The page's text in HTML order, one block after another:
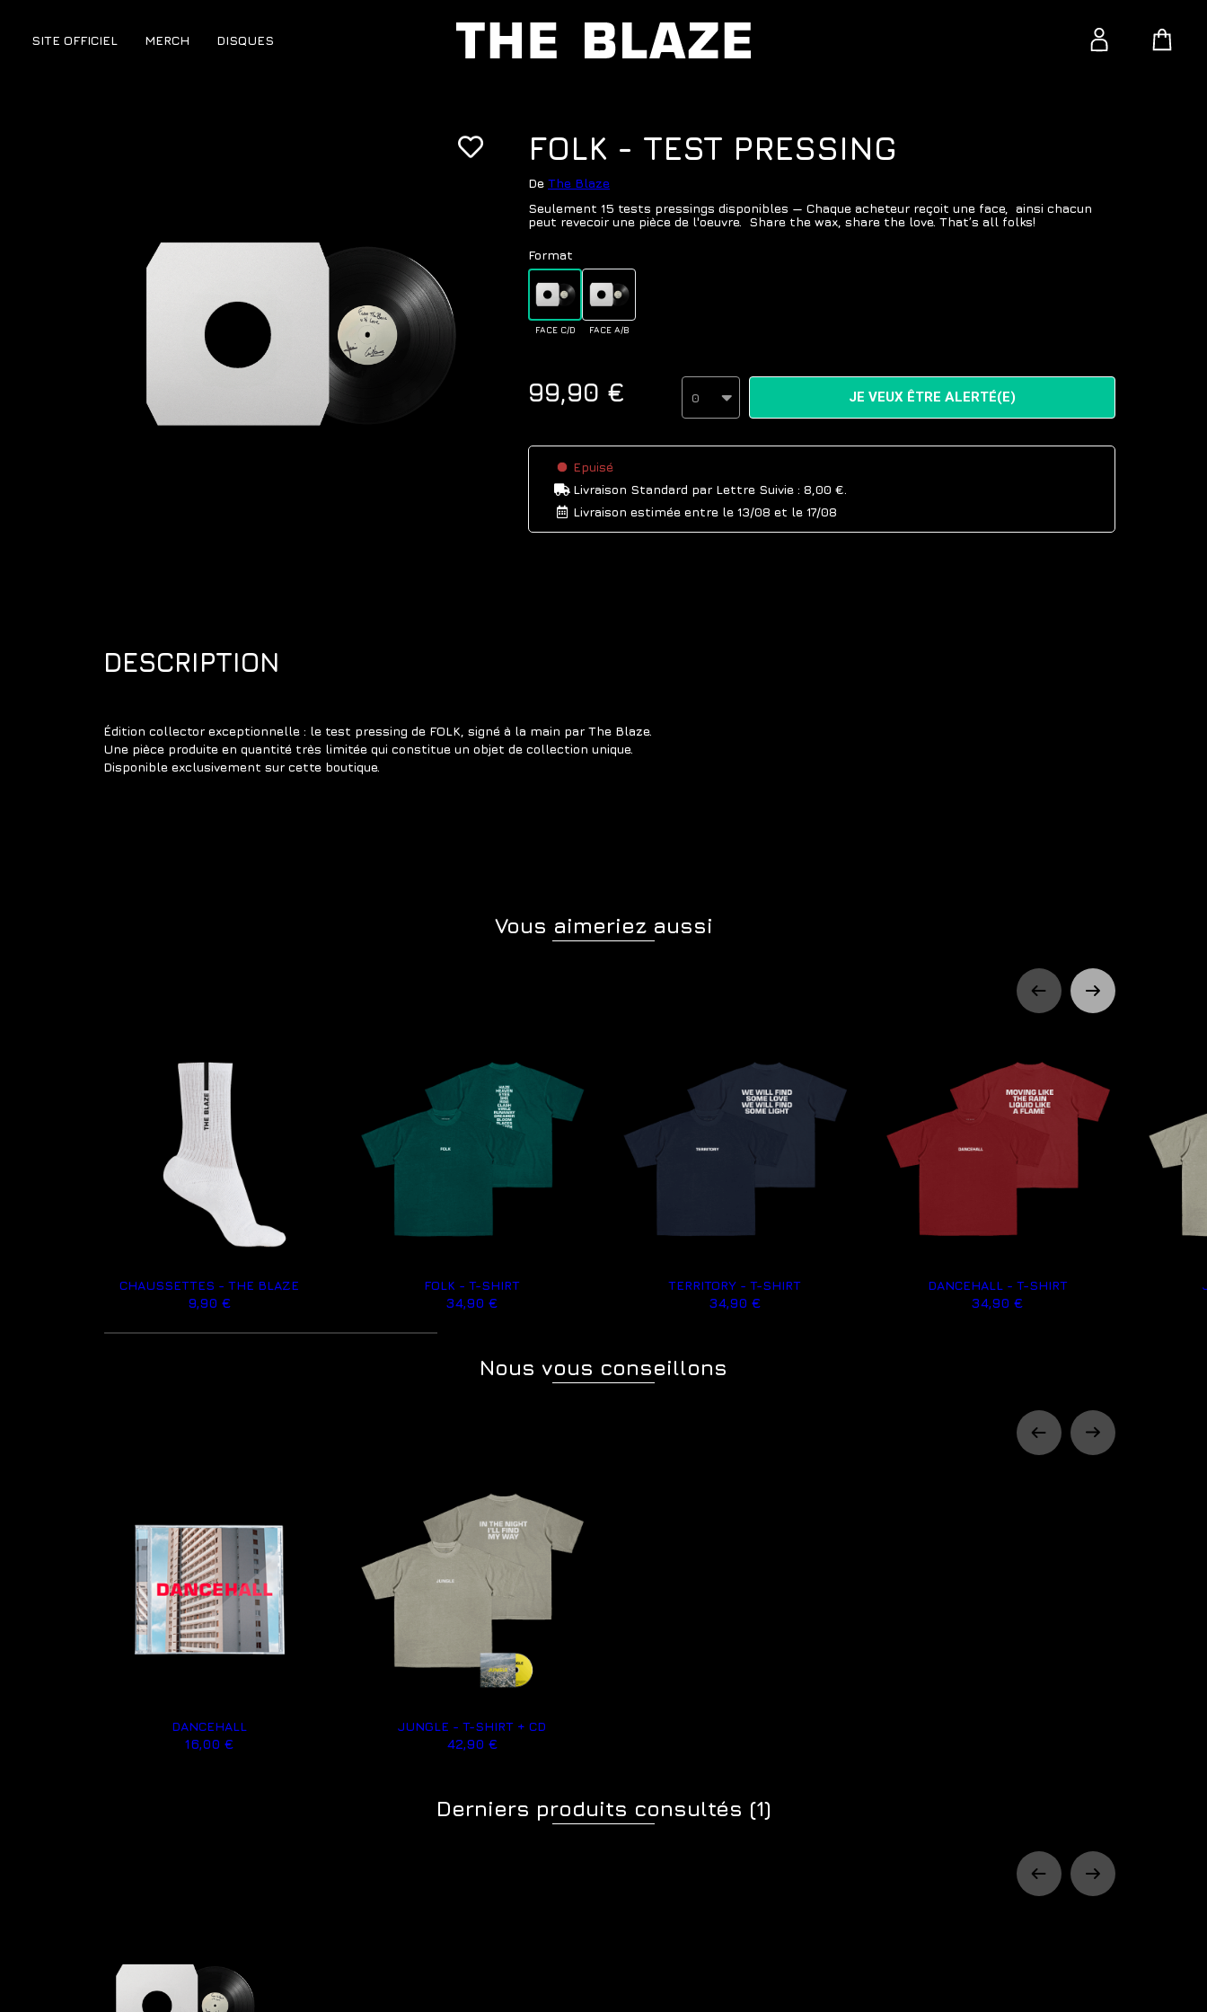
SITE OFFICIEL MERCH DISQUES
FOLK - TEST PRESSING
De The Blaze
Seulement 15 tests pressings disponibles — Chaque acheteur reçoit une face, ainsi chacun
peut revecoir une pièce de l'oeuvre. Share the wax, share the love. That’s all folks!
Format
FACE C/D FACE A/B
99,90 € 0 JE VEUX ÊTRE ALERTÉ(E)
Epuisé
Livraison Standard par Lettre Suivie : 8,00 €.
Livraison estimée entre le 13/08 et le 17/08
DESCRIPTION
Édition collector exceptionnelle : le test pressing de FOLK, signé à la main par The Blaze.
Une pièce produite en quantité très limitée qui constitue un objet de collection unique.
Disponible exclusivement sur cette boutique.
Vous aimeriez aussi
CHAUSSETTES - THE BLAZE
9,90 €
FOLK - T-SHIRT
34,90 €
TERRITORY - T-SHIRT
34,90 €
DANCEHALL - T-SHIRT
34,90 €
Nous vous conseillons
DANCEHALL
16,00 €
JUNGLE - T-SHIRT + CD
42,90 €
Derniers produits consultés (1)